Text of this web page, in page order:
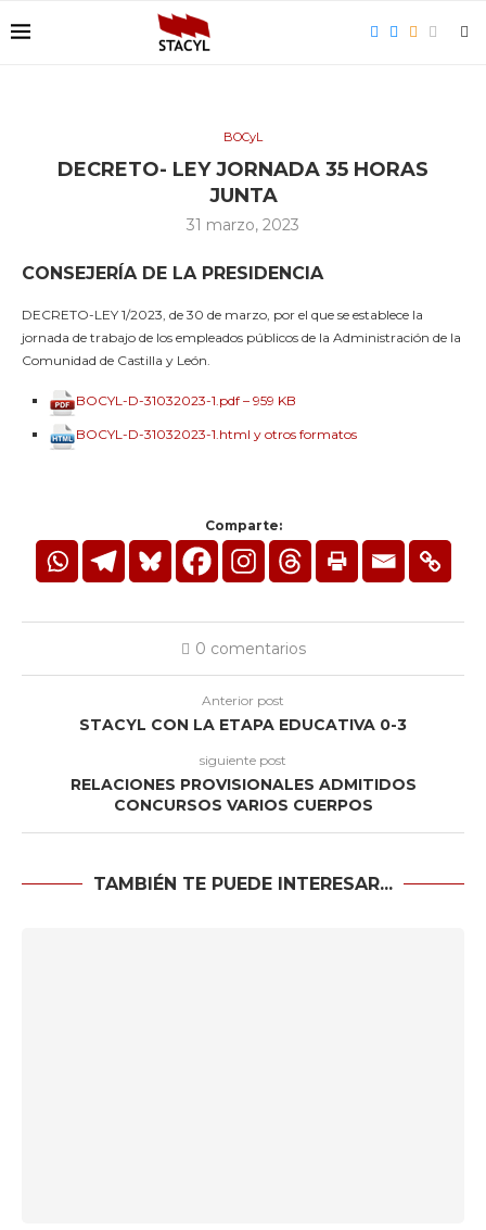
BOCyL
DECRETO- LEY JORNADA 35 HORAS
JUNTA
31 marzo, 2023
CONSEJERÍA DE LA PRESIDENCIA
DECRETO-LEY 1/2023, de 30 de marzo, por el que se establece la
jornada de trabajo de los empleados públicos de la Administración de la
Comunidad de Castilla y León.
BOCYL-D-31032023-1.pdf – 959 KB
BOCYL-D-31032023-1.html y otros formatos
Comparte:
0 comentarios
Anterior post
STACYL CON LA ETAPA EDUCATIVA 0-3
siguiente post
RELACIONES PROVISIONALES ADMITIDOS
CONCURSOS VARIOS CUERPOS
TAMBIÉN TE PUEDE INTERESAR...